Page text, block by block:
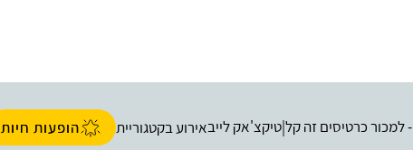
- למכור כרטיסים זה קל|טיקצ'אק לייבאירוע בקטגוריית הופעות חיות